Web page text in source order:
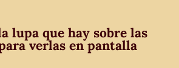
lupa que hay sobre las
verlas en pantalla